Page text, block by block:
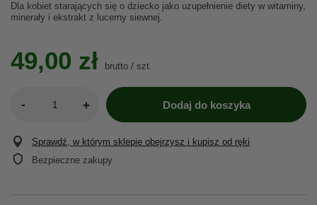
Dla kobiet starających się o dziecko jako uzupełnienie diety w witaminy,
minerały i ekstrakt z lucerny siewnej.
49,00 zł brutto / szt.
- + Dodaj do koszyka
Sprawdź, w którym sklepie obejrzysz i kupisz od ręki
Bezpieczne zakupy